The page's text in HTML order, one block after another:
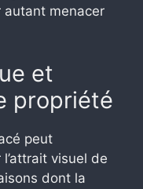
autant menacer
et
propriété
peut
visuel de
dont la